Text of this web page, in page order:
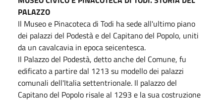
PALAZZO
Il Museo e Pinacoteca di Todi ha sede all'ultimo piano
dei palazzi del Podestà e del Capitano del Popolo, uniti
da un cavalcavia in epoca seicentesca.
Il Palazzo del Podestà, detto anche del Comune, fu
edificato a partire dal 1213 su modello dei palazzi
comunali dell'Italia settentrionale. Il palazzo del
Capitano del Popolo risale al 1293 e la sua costruzione